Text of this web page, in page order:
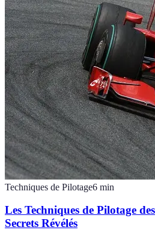
Techniques de Pilotage6 min
Les Techniques de Pilotage
Secrets Révélés